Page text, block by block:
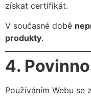
získat certifikát.
V současné době
produkty.
4.
Používáním Webu se